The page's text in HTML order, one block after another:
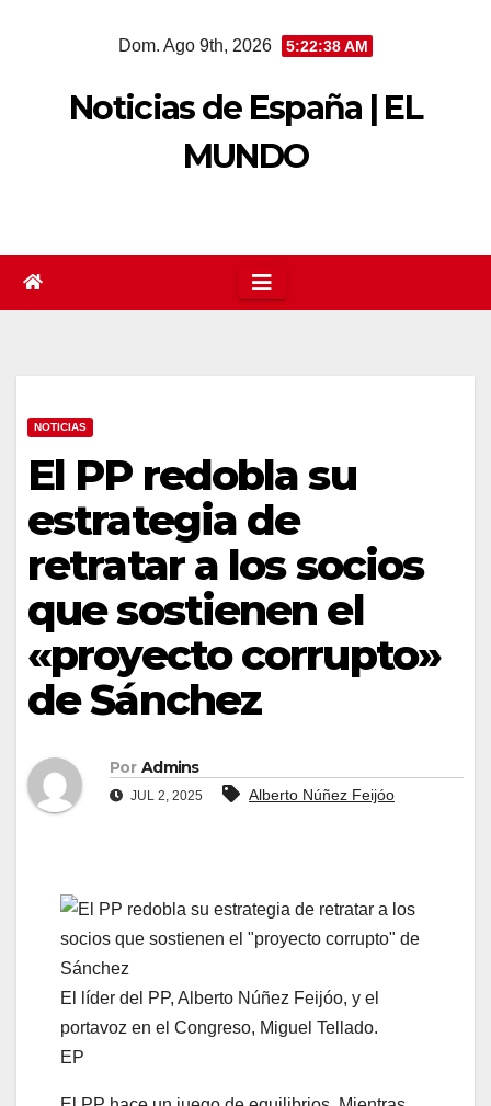
Dom. Ago 9th, 2026 5:22:38 AM
Noticias de España | EL
MUNDO
NOTICIAS
El PP redobla su
estrategia de
retratar a los socios
que sostienen el
«proyecto corrupto»
de Sánchez
Por Admins
JUL 2, 2025 Alberto Núñez Feijóo
El líder del PP, Alberto Núñez Feijóo, y el
portavoz en el Congreso, Miguel Tellado.
EP